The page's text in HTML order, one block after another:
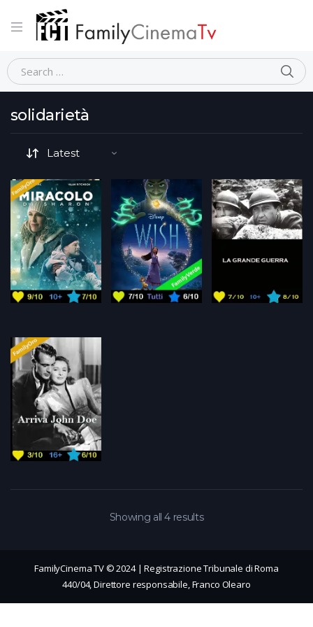
Home
solidarietà
Showing all 4 results
FamilyCinema TV © 2024 | Registrazione Tribunale di Roma
440/04, Direttore responsabile, Franco Olearo